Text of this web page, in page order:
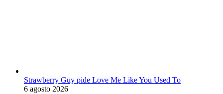
Strawberry Guy pide Love Me Like You Used To
6 agosto 2026